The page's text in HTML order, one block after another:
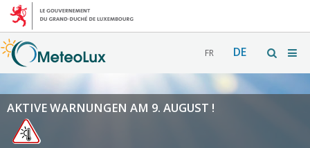
FR DE
AKTIVE WARNUNGEN AM 9. AUGUST !